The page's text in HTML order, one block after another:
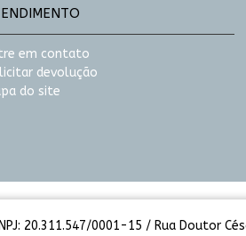
em contato
devolução
do site
20.311.547/0001-15 / Rua Doutor